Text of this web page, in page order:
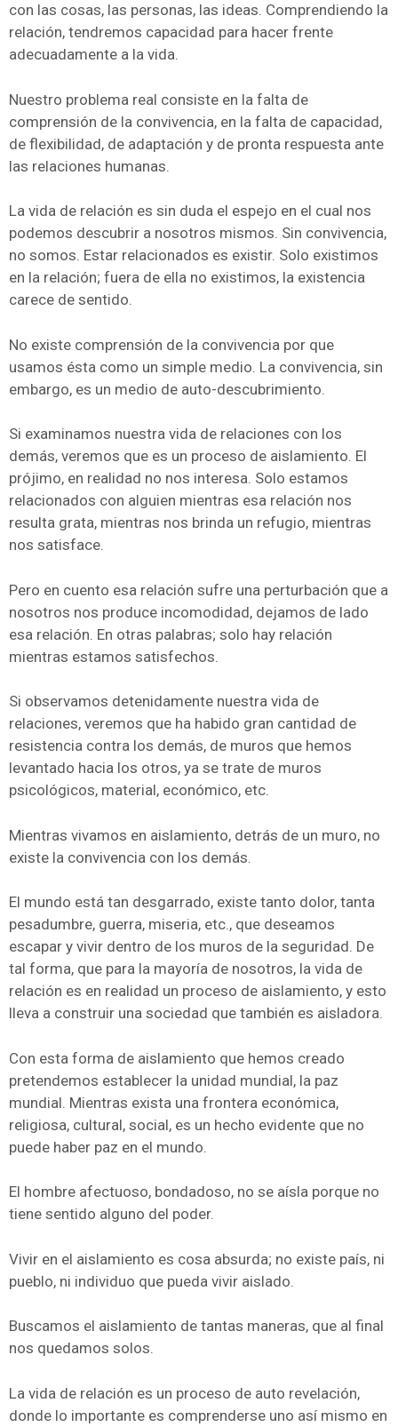
con las cosas, las personas, las ideas. Comprendiendo la
relación, tendremos capacidad para hacer frente
adecuadamente a la vida.
Nuestro problema real consiste en la falta de
comprensión de la convivencia, en la falta de capacidad,
de flexibilidad, de adaptación y de pronta respuesta ante
las relaciones humanas.
La vida de relación es sin duda el espejo en el cual nos
podemos descubrir a nosotros mismos. Sin convivencia,
no somos. Estar relacionados es existir. Solo existimos
en la relación; fuera de ella no existimos, la existencia
carece de sentido.
No existe comprensión de la convivencia por que
usamos ésta como un simple medio. La convivencia, sin
embargo, es un medio de auto-descubrimiento.
Si examinamos nuestra vida de relaciones con los
demás, veremos que es un proceso de aislamiento. El
prójimo, en realidad no nos interesa. Solo estamos
relacionados con alguien mientras esa relación nos
resulta grata, mientras nos brinda un refugio, mientras
nos satisface.
Pero en cuento esa relación sufre una perturbación que a
nosotros nos produce incomodidad, dejamos de lado
esa relación. En otras palabras; solo hay relación
mientras estamos satisfechos.
Si observamos detenidamente nuestra vida de
relaciones, veremos que ha habido gran cantidad de
resistencia contra los demás, de muros que hemos
levantado hacia los otros, ya se trate de muros
psicológicos, material, económico, etc.
Mientras vivamos en aislamiento, detrás de un muro, no
existe la convivencia con los demás.
El mundo está tan desgarrado, existe tanto dolor, tanta
pesadumbre, guerra, miseria, etc., que deseamos
escapar y vivir dentro de los muros de la seguridad. De
tal forma, que para la mayoría de nosotros, la vida de
relación es en realidad un proceso de aislamiento, y esto
lleva a construir una sociedad que también es aisladora.
Con esta forma de aislamiento que hemos creado
pretendemos establecer la unidad mundial, la paz
mundial. Mientras exista una frontera económica,
religiosa, cultural, social, es un hecho evidente que no
puede haber paz en el mundo.
El hombre afectuoso, bondadoso, no se aísla porque no
tiene sentido alguno del poder.
Vivir en el aislamiento es cosa absurda; no existe país, ni
pueblo, ni individuo que pueda vivir aislado.
Buscamos el aislamiento de tantas maneras, que al final
nos quedamos solos.
La vida de relación es un proceso de auto revelación,
donde lo importante es comprenderse uno así mismo en